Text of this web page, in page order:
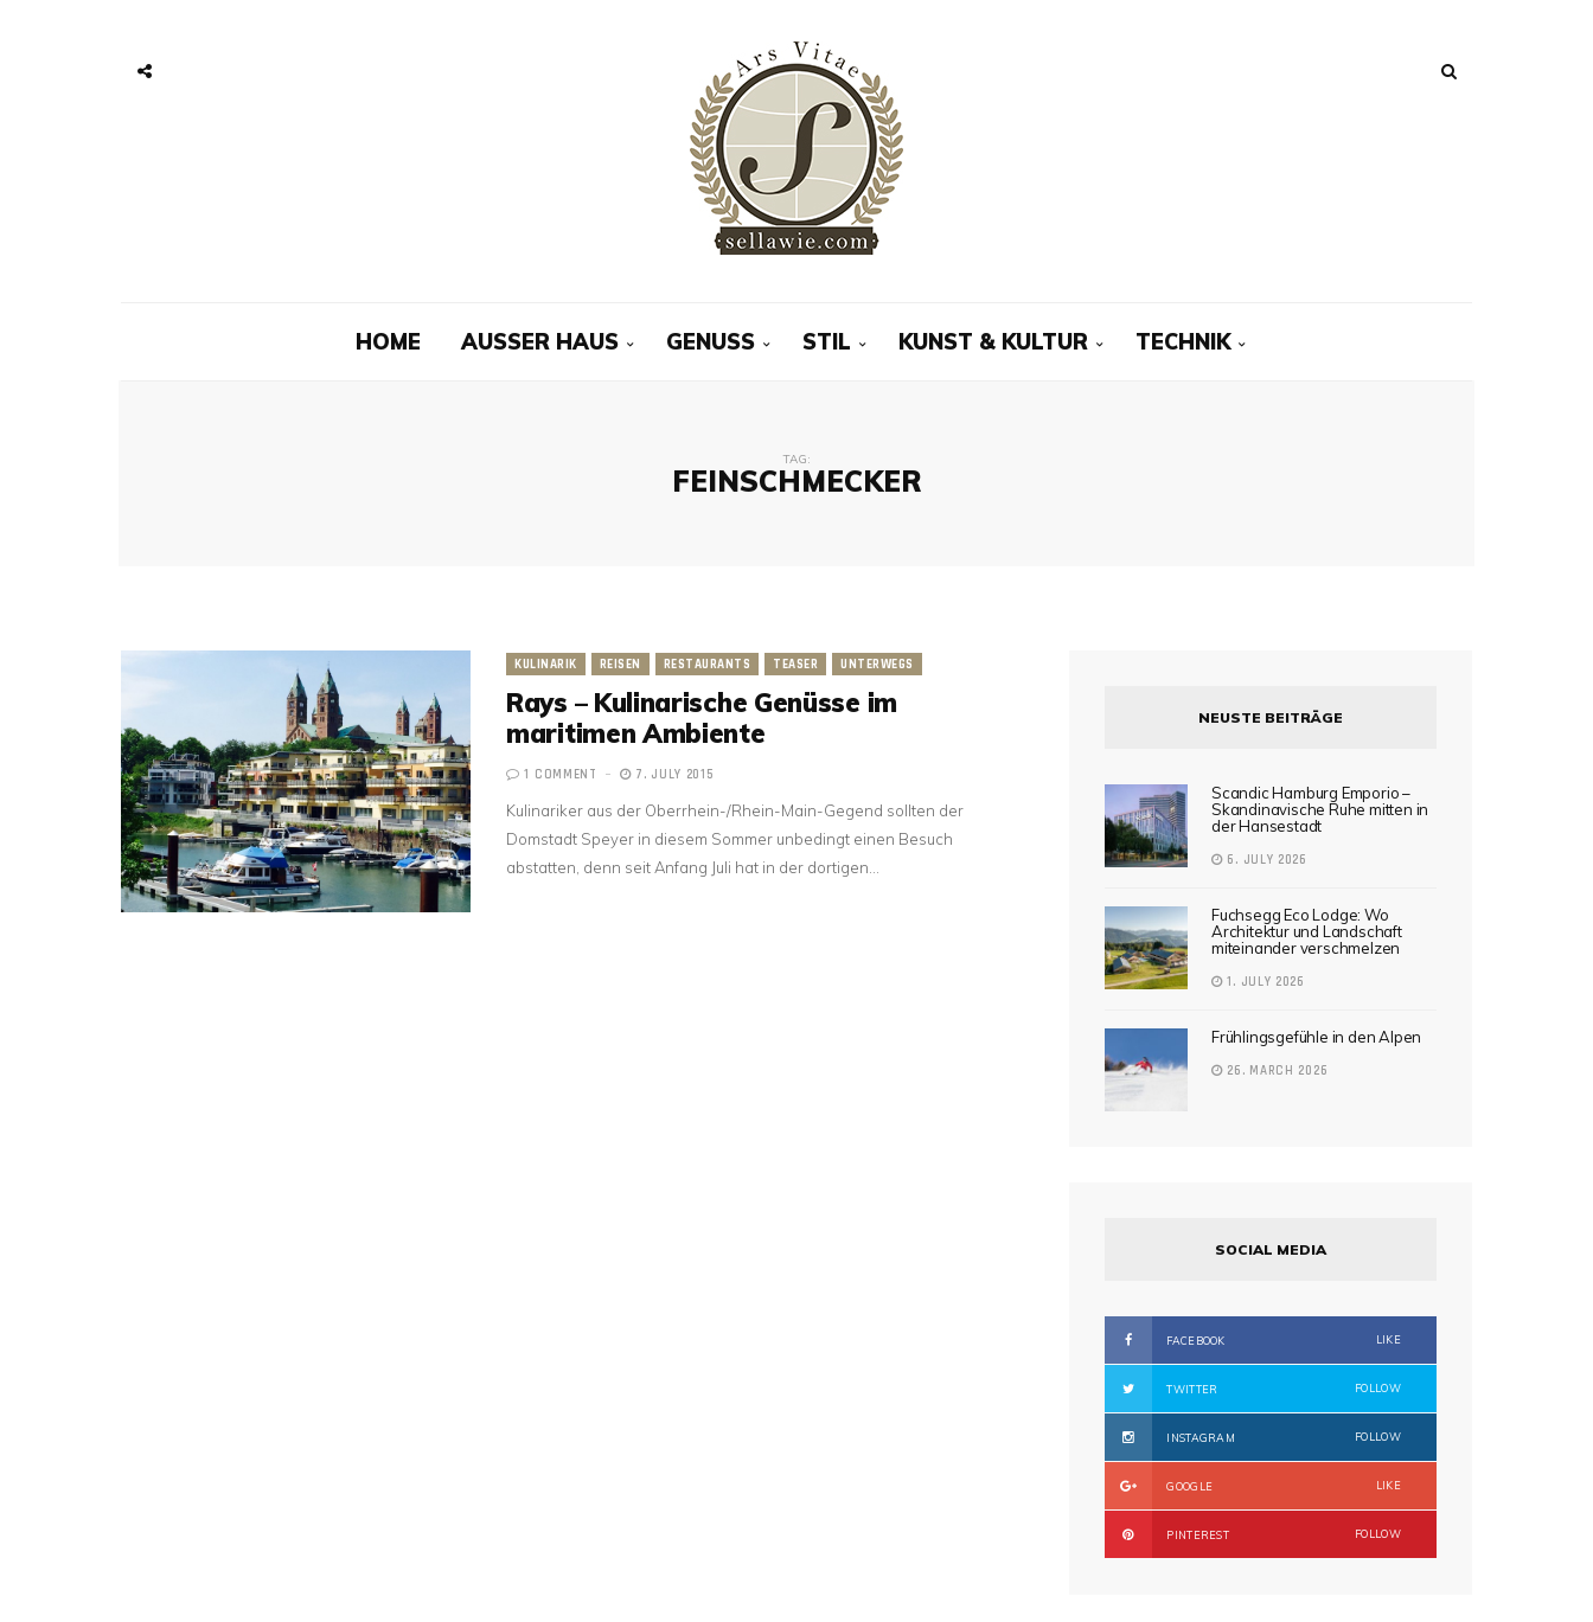
HOME AUSSER HAUS GENUSS STIL KUNST & KULTUR TECHNIK
TAG:
FEINSCHMECKER
KULINARIK REISEN RESTAURANTS TEASER UNTERWEGS
Rays – Kulinarische Genüsse im
maritimen Ambiente
1 COMMENT 7. JULY 2015
Kulinariker aus der Oberrhein-/Rhein-Main-Gegend sollten der
Domstadt Speyer in diesem Sommer unbedingt einen Besuch
abstatten, denn seit Anfang Juli hat in der dortigen…
NEUSTE BEITRÄGE
Scandic Hamburg Emporio –
Skandinavische Ruhe mitten in
der Hansestadt
6. JULY 2026
Fuchsegg Eco Lodge: Wo
Architektur und Landschaft
miteinander verschmelzen
1. JULY 2026
Frühlingsgefühle in den Alpen
26. MARCH 2026
SOCIAL MEDIA
FACEBOOK LIKE
TWITTER FOLLOW
INSTAGRAM FOLLOW
GOOGLE LIKE
PINTEREST FOLLOW